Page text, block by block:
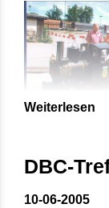
Weiterlesen
DBC-
10-06-2005